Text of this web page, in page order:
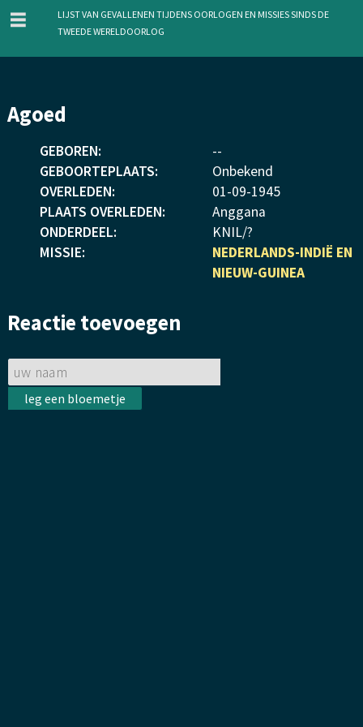
en
inhoud
menu
Lijst van gevallenen tijdens oorlogen en missies sinds de
Tweede Wereldoorlog
Agoed
GEBOREN:
--
GEBOORTEPLAATS:
Onbekend
OVERLEDEN:
01-09-1945
PLAATS OVERLEDEN:
Anggana
ONDERDEEL:
KNIL/?
MISSIE:
NEDERLANDS-INDIË EN
NIEUW-GUINEA
Reactie toevoegen